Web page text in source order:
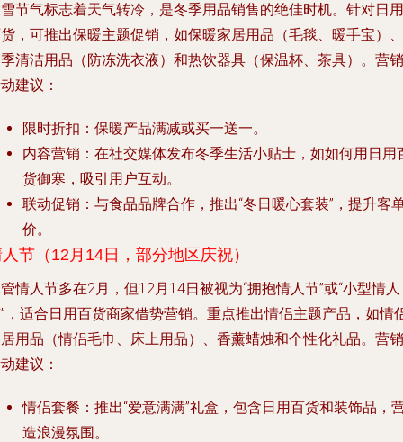
节气标志着天气转冷，是冬季用品销售的绝佳时机。针对日用
，可推出保暖主题促销，如保暖家居用品（毛毯、暖手宝）、
清洁用品（防冻洗衣液）和热饮器具（保温杯、茶具）。营销
建议：
限时折扣：保暖产品满减或买一送一。
内容营销：在社交媒体发布冬季生活小贴士，如如何用日用
货御寒，吸引用户互动。
联动促销：与食品品牌合作，推出“冬日暖心套装”，提升客
价。
节（12月14日，部分地区庆祝）
情人节多在2月，但12月14日被视为“拥抱情人节”或“小型情人
，适合日用百货商家借势营销。重点推出情侣主题产品，如情
用品（情侣毛巾、床上用品）、香薰蜡烛和个性化礼品。营销
建议：
情侣套餐：推出“爱意满满”礼盒，包含日用百货和装饰品，
造浪漫氛围。